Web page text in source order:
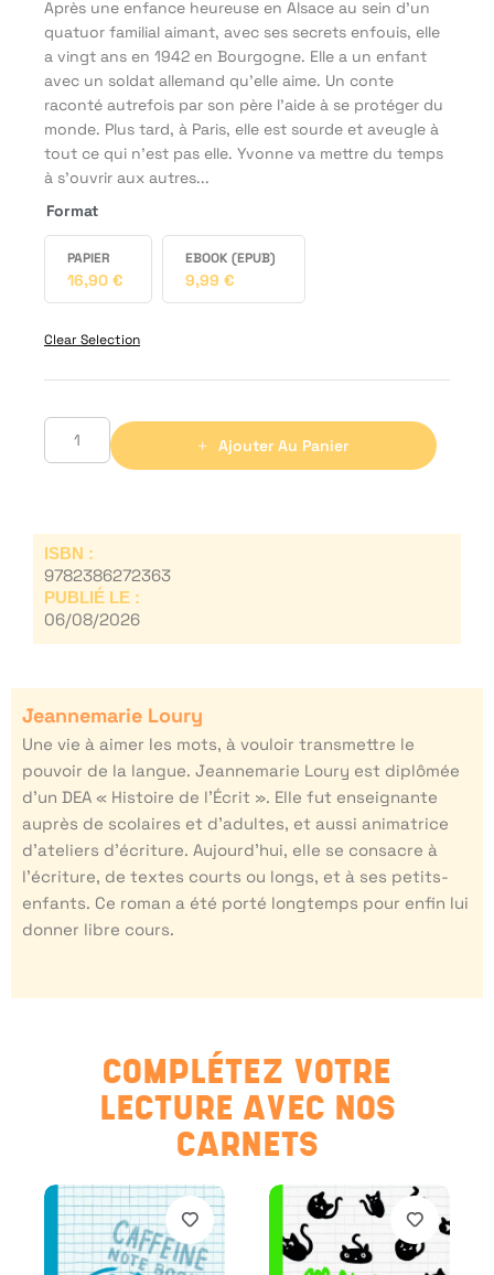
Après une enfance heureuse en Alsace au sein d’un
quatuor familial aimant, avec ses secrets enfouis, elle
a vingt ans en 1942 en Bourgogne. Elle a un enfant
avec un soldat allemand qu’elle aime. Un conte
raconté autrefois par son père l’aide à se protéger du
monde. Plus tard, à Paris, elle est sourde et aveugle à
tout ce qui n’est pas elle. Yvonne va mettre du temps
à s’ouvrir aux autres...
Format
PAPIER
16,90 €
EBOOK (EPUB)
9,99 €
Clear Selection
Ajouter Au Panier
ISBN :
9782386272363
PUBLIÉ LE :
06/08/2026
Jeannemarie Loury
Une vie à aimer les mots, à vouloir transmettre le
pouvoir de la langue. Jeannemarie Loury est diplômée
d’un DEA « Histoire de l’Écrit ». Elle fut enseignante
auprès de scolaires et d’adultes, et aussi animatrice
d’ateliers d’écriture. Aujourd’hui, elle se consacre à
l’écriture, de textes courts ou longs, et à ses petits-
enfants. Ce roman a été porté longtemps pour enfin lui
donner libre cours.
COMPLÉTEZ VOTRE
LECTURE AVEC NOS
CARNETS